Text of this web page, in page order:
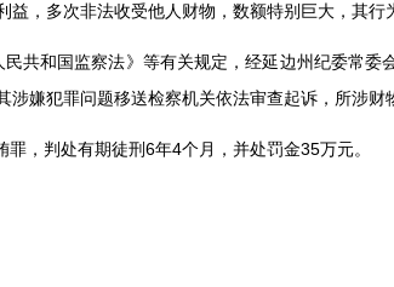
，多次非法收受他人财物，数额特别巨大，其行
共和国监察法》等有关规定，经延边州纪委常
嫌犯罪问题移送检察机关依法审查起诉，所涉财
罪，判处有期徒刑6年4个月，并处罚金35万元。